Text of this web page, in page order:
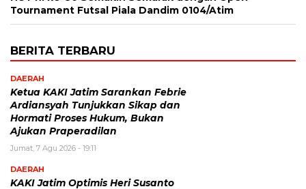
Tournament Futsal Piala Dandim 0104/Atim
BERITA TERBARU
DAERAH
Ketua KAKI Jatim Sarankan Febrie
Ardiansyah Tunjukkan Sikap dan
Hormati Proses Hukum, Bukan
Ajukan Praperadilan
Jumat, 7 Agu 2026 - 19:11
DAERAH
KAKI Jatim Optimis Heri Susanto